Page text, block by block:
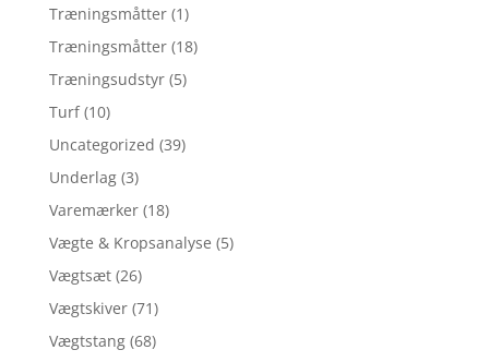
Træningsmåtter (1)
Træningsmåtter (18)
Træningsudstyr (5)
Turf (10)
Uncategorized (39)
Underlag (3)
Varemærker (18)
Vægte & Kropsanalyse (5)
Vægtsæt (26)
Vægtskiver (71)
Vægtstang (68)